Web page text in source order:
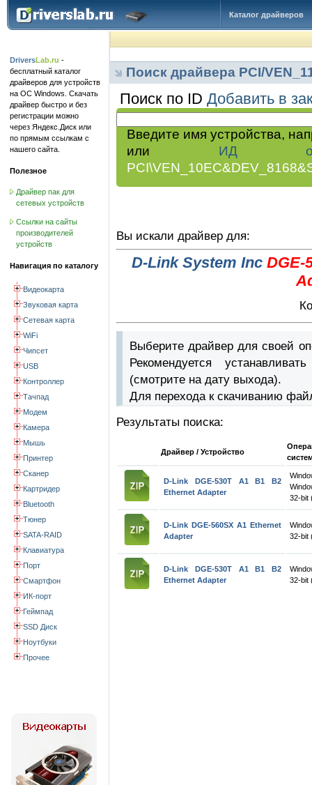
Каталог драйверов
DriversLab.ru -
бесплатный каталог
драйверов для устройств
на ОС Windows. Скачать
драйвер быстро и без
регистрации можно
через Яндекс.Диск или
по прямым ссылкам с
нашего сайта.
Полезное
Драйвер пак для
сетевых устройств
Ссылки на сайты
производителей
устройств
Навигация по каталогу
Видеокарта
Звуковая карта
Сетевая карта
WiFi
Чипсет
USB
Контроллер
Тачпад
Модем
Камера
Мышь
Принтер
Сканер
Картридер
Bluetooth
Тюнер
SATA-RAID
Клавиатура
Порт
Смартфон
ИК-порт
Геймпад
SSD Диск
Ноутбуки
Прочее
Поиск драйвера PCI/
Поиск по ID Добавить в
Введите имя устройства,
или ИД
Вы искали драйвер для:
D-Link System Inc DGE-
Выберите драйвер для своей
Рекомендуется
(смотрите на дату выхода).
Для перехода к скачиванию
Результаты поиска:
Драйвер / Устройство
D-Link DGE-530T A1 B1 B2
Ethernet Adapter
32-bit
D-Link DGE-560SX A1 Ethernet
Adapter
32-bit
D-Link DGE-530T A1 B1 B2
Ethernet Adapter
32-bit